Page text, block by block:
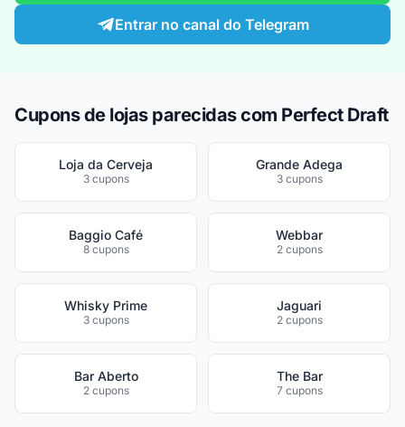
Entrar no canal do Telegram
Cupons de lojas parecidas com Perfect Draft
Loja da Cerveja
3 cupons
Grande Adega
3 cupons
Baggio Café
8 cupons
Webbar
2 cupons
Whisky Prime
3 cupons
Jaguari
2 cupons
Bar Aberto
2 cupons
The Bar
7 cupons